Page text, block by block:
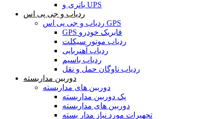
باتری و UPS
ردیاب و جی پی اس
ردیاب و جی پی اس GPS
GPS فابریک خودرو
ردیاب موتور سیکلت
ردیاب آهنربایی
ردیاب باسیم
ردیاب ناوگان حمل و نقل
دوربین مداربسته
دوربین های مداربسته
پک دوربین مداربسته
دوربین های مداربسته
تجهیرات مورد نیاز مدار بسته